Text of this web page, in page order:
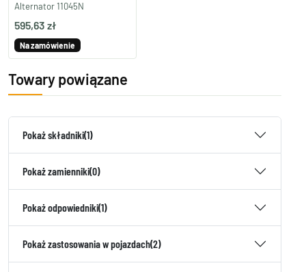
Alternator 11045N
595,63 zł
Na zamówienie
Towary powiązane
Pokaż składniki(1)
Pokaż zamienniki(0)
Pokaż odpowiedniki(1)
Pokaż zastosowania w pojazdach(2)